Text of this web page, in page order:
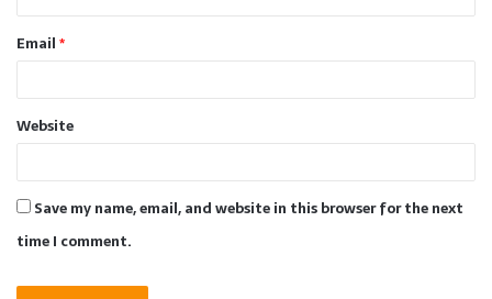
Email*
Website
Save my name, email, and website in this browser for the next
time I comment.